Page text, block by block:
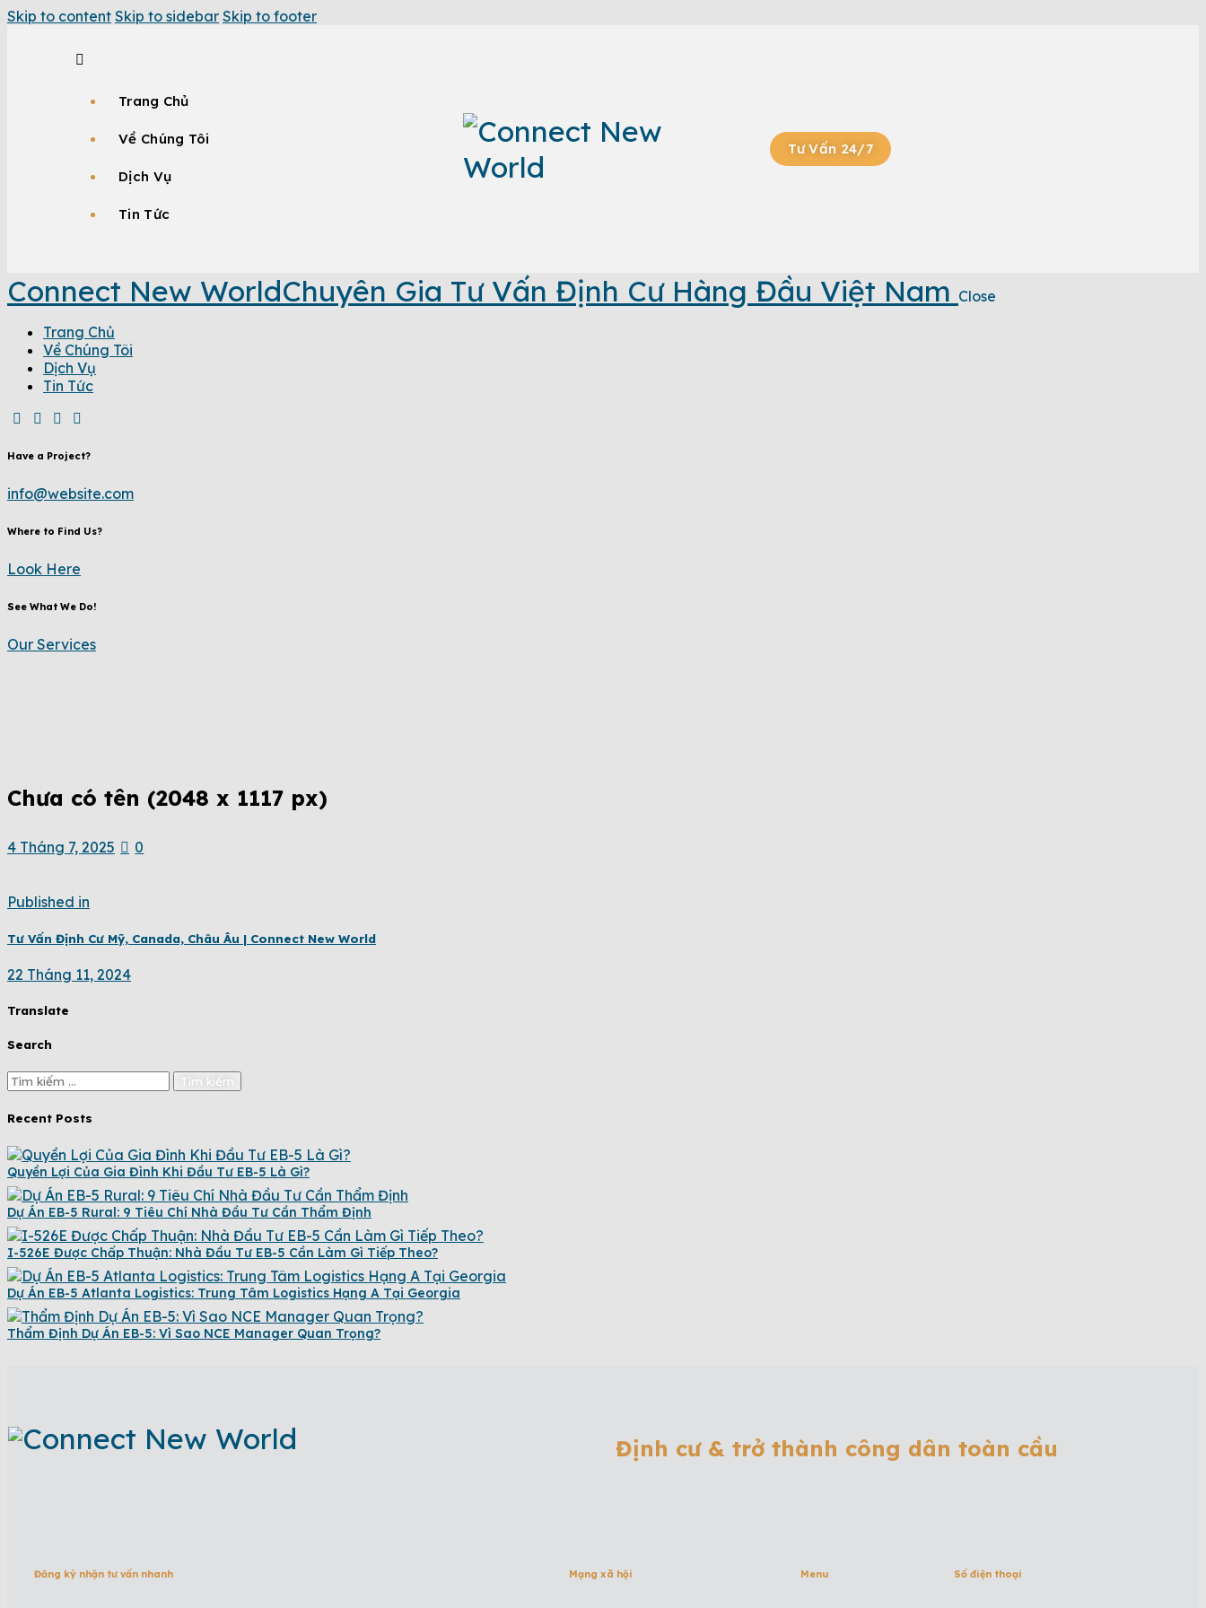
Skip to content Skip to sidebar Skip to footer
Trang Chủ
Về Chúng Tôi
Dịch Vụ
Tin Tức
Tư Vấn 24/7
Connect New WorldChuyên Gia Tư Vấn Định Cư Hàng Đầu Việt Nam Close
Trang Chủ
Về Chúng Tôi
Dịch Vụ
Tin Tức
Have a Project?
info@website.com
Where to Find Us?
Look Here
See What We Do!
Our Services
Chưa có tên (2048 x 1117 px)
4 Tháng 7, 2025 0
Published in
Tư Vấn Định Cư Mỹ, Canada, Châu Âu | Connect New World
22 Tháng 11, 2024
Translate
Search
Recent Posts
Quyền Lợi Của Gia Đình Khi Đầu Tư EB-5 Là Gì?
Dự Án EB-5 Rural: 9 Tiêu Chí Nhà Đầu Tư Cần Thẩm Định
I-526E Được Chấp Thuận: Nhà Đầu Tư EB-5 Cần Làm Gì Tiếp Theo?
Dự Án EB-5 Atlanta Logistics: Trung Tâm Logistics Hạng A Tại Georgia
Thẩm Định Dự Án EB-5: Vì Sao NCE Manager Quan Trọng?
Định cư & trở thành công dân toàn cầu
Đăng ký nhận tư vấn nhanh Mạng xã hội Menu Số điện thoại